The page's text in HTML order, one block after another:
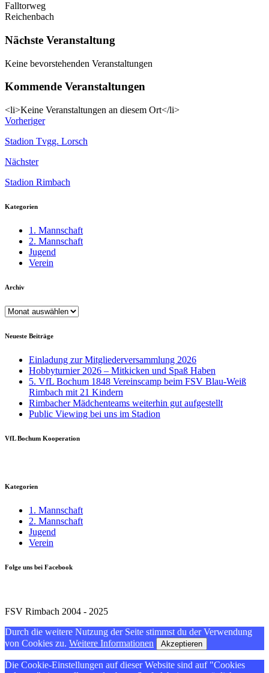
Falltorweg
Reichenbach
Nächste Veranstaltung
Keine bevorstehenden Veranstaltungen
Kommende Veranstaltungen
<li>Keine Veranstaltungen an diesem Ort</li>
Vorheriger
Stadion Tvgg. Lorsch
Nächster
Stadion Rimbach
Kategorien
1. Mannschaft
2. Mannschaft
Jugend
Verein
Archiv
Archiv
Neueste Beiträge
Einladung zur Mitgliederversammlung 2026
Hobbyturnier 2026 – Mitkicken und Spaß Haben
5. VfL Bochum 1848 Vereinscamp beim FSV Blau-Weiß
Rimbach mit 21 Kindern
Rimbacher Mädchenteams weiterhin gut aufgestellt
Public Viewing bei uns im Stadion
VfL Bochum Kooperation
Kategorien
1. Mannschaft
2. Mannschaft
Jugend
Verein
Folge uns bei Facebook
FSV Rimbach 2004 - 2025
Durch die weitere Nutzung der Seite stimmst du der Verwendung
von Cookies zu. Weitere Informationen Akzeptieren
Die Cookie-Einstellungen auf dieser Website sind auf "Cookies